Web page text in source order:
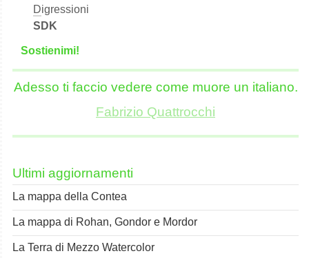
Digressioni
SDK
Sostienimi!
Adesso ti faccio vedere come muore un italiano.
Fabrizio Quattrocchi
Ultimi aggiornamenti
La mappa della Contea
La mappa di Rohan, Gondor e Mordor
La Terra di Mezzo Watercolor